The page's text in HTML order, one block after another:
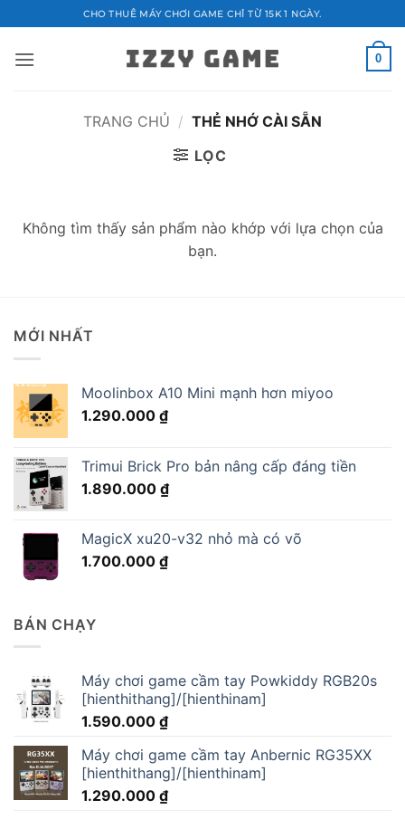
qua
nội
CHO THUÊ MÁY CHƠI GAME CHỈ TỪ 15K 1 NGÀY.
0
TRANG CHỦ / THẺ NHỚ CÀI SẴN
LỌC
Không tìm thấy sản phẩm nào khớp với lựa chọn của
bạn.
MỚI NHẤT
Moolinbox A10 Mini mạnh hơn miyoo
1.290.000 ₫
Trimui Brick Pro bản nâng cấp đáng tiền
1.890.000 ₫
MagicX xu20-v32 nhỏ mà có võ
1.700.000 ₫
BÁN CHẠY
Máy chơi game cầm tay Powkiddy RGB20s
[hienthithang]/[hienthinam]
1.590.000 ₫
Máy chơi game cầm tay Anbernic RG35XX
[hienthithang]/[hienthinam]
1.290.000 ₫